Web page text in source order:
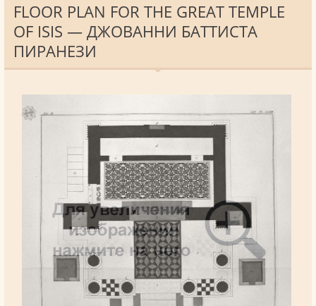
FLOOR PLAN FOR THE GREAT TEMPLE
OF ISIS — ДЖОВАННИ БАТТИСТА
ПИРАНЕЗИ